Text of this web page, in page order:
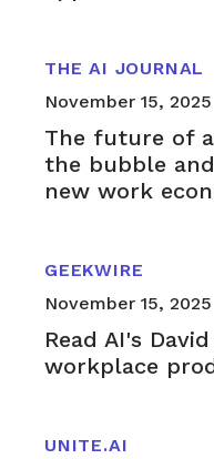
THE AI JOURNAL
November 15, 2025
The future of
the bubble
new work
GEEKWIRE
November 15, 2025
Read AI's
workplace
UNITE.AI